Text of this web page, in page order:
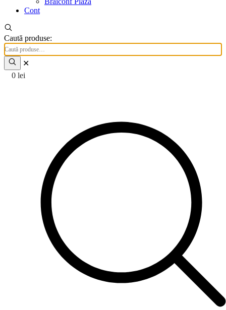
Cont
Caută produse:
✕
0 lei